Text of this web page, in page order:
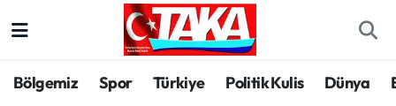
Bölgemiz Spor Türkiye Politik Kulis Dünya